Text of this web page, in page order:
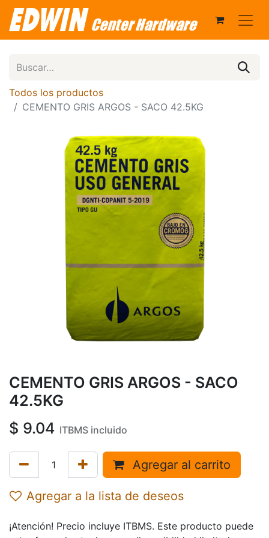
Todos los productos
CEMENTO GRIS ARGOS - SACO 42.5KG
CEMENTO GRIS ARGOS - SACO
42.5KG
$ 9.04 ITBMS incluido
Agregar al carrito
Agregar a la lista de deseos
¡Atención! Precio incluye ITBMS. Este producto puede